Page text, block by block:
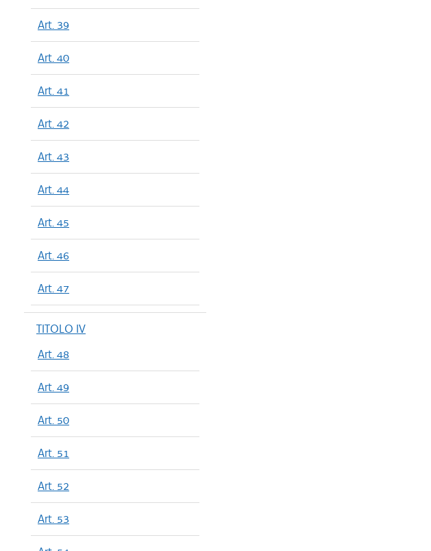
Art. 39
Art. 40
Art. 41
Art. 42
Art. 43
Art. 44
Art. 45
Art. 46
Art. 47
TITOLO IV
Art. 48
Art. 49
Art. 50
Art. 51
Art. 52
Art. 53